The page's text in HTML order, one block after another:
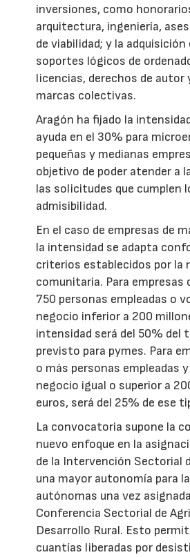
inversiones, como
arquitectura, ingeniería,
de viabilidad; y la
soportes lógicos de
licencias, derechos de autor
marcas colectivas.
Aragón ha fijado la
ayuda en el 30% para
pequeñas y medianas
objetivo de poder atender a
las solicitudes que cumplen
admisibilidad.
En el caso de empresas de
la intensidad se adapta
criterios establecidos por la
comunitaria. Para empresas
750 personas empleadas o
negocio inferior a 200
intensidad será del 50% del
previsto para pymes. Para
o más personas empleadas
negocio igual o superior a
euros, será del 25% de ese
La convocatoria supone la
nuevo enfoque en la
de la Intervención Sectorial
una mayor autonomía para
autónomas una vez
Conferencia Sectorial de
Desarrollo Rural. Esto
cuantías liberadas por